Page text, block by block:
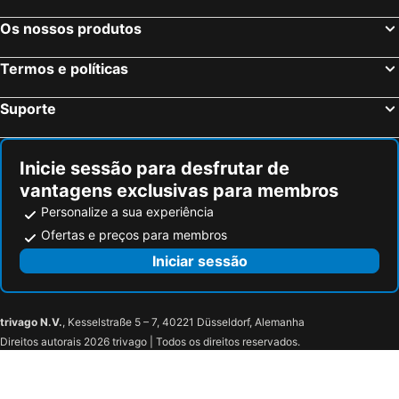
Eurostopas
Hotel Zum Wiesengrund
Roteiros Turísticos de Hamburgo
Porto de Hamburgo
Hauptbahnhof Nord Metro Station
Kaffeemühle
Reeperbahn
St. Pauli Hafenstraße
Hamburg-Altstadt
Alsterhaus
Berliner Tor Metro Station
Mr. Wu
Lüneburg-Haus
Westfalenstadion
Sail Bremerhaven Festival
Wilhelmshaven-Friesland Golfing Club
Finkenwerder
Der Däne
Sögestraße
Mitte
Bremer Stadtmusikanten
Jimmy's Bar
Roland
Musical Theater Bremen
Os nossos produtos
Termos e políticas
Suporte
Inicie sessão para desfrutar de
vantagens exclusivas para membros
Personalize a sua experiência
Ofertas e preços para membros
Iniciar sessão
trivago N.V., Kesselstraße 5 – 7, 40221 Düsseldorf, Alemanha
Direitos autorais 2026 trivago | Todos os direitos reservados.